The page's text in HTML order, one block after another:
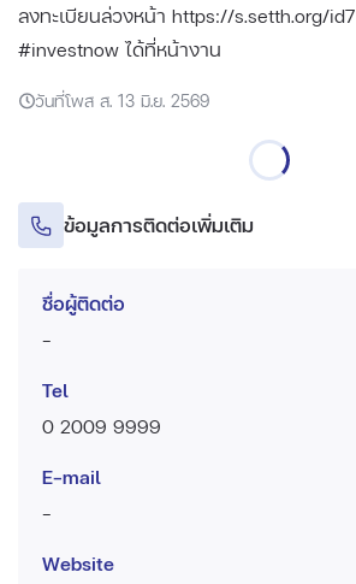
ลงทะเบียนล่วงหน้า https://s.setth.org/id7
#investnow ได้ที่หน้างาน
วันที่โพส ส. 13 มิ.ย. 2569
ข้อมูลการติดต่อเพิ่มเติม
ชื่อผู้ติดต่อ
-
Tel
0 2009 9999
E-mail
-
Website